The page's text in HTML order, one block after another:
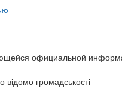
официальной
відомо громадськості